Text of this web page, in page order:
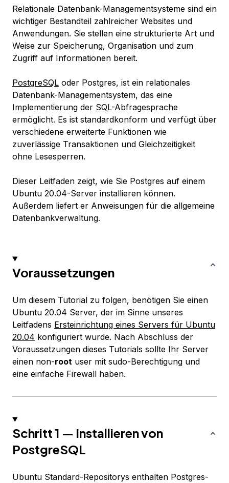
Relationale Datenbank-Managementsysteme sind ein
wichtiger Bestandteil zahlreicher Websites und
Anwendungen. Sie stellen eine strukturierte Art und
Weise zur Speicherung, Organisation und zum
Zugriff auf Informationen bereit.
PostgreSQL oder Postgres, ist ein relationales
Datenbank-Managementsystem, das eine
Implementierung der SQL-Abfragesprache
ermöglicht. Es ist standardkonform und verfügt über
verschiedene erweiterte Funktionen wie
zuverlässige Transaktionen und Gleichzeitigkeit
ohne Lesesperren.
Dieser Leitfaden zeigt, wie Sie Postgres auf einem
Ubuntu 20.04-Server installieren können.
Außerdem liefert er Anweisungen für die allgemeine
Datenbankverwaltung.
Voraussetzungen
Um diesem Tutorial zu folgen, benötigen Sie einen
Ubuntu 20.04 Server, der im Sinne unseres
Leitfadens Ersteinrichtung eines Servers für Ubuntu
20.04 konfiguriert wurde. Nach Abschluss der
Voraussetzungen dieses Tutorials sollte Ihr Server
einen non-root user mit sudo-Berechtigung und
eine einfache Firewall haben.
Schritt 1 — Installieren von
PostgreSQL
Ubuntu Standard-Repositorys enthalten Postgres-